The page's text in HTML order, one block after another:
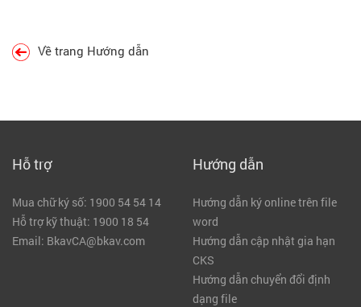
Về trang Hướng dẫn
Hỗ trợ
Mua chữ ký số: 1900 54 54 14
Hỗ trợ kỹ thuật: 1900 18 54
Email: BkavCA@bkav.com
Hướng dẫn
Hướng dẫn ký online trên file
word
Hướng dẫn cập nhật gia hạn
CKS
Hướng dẫn chuyển đổi định
dạng file